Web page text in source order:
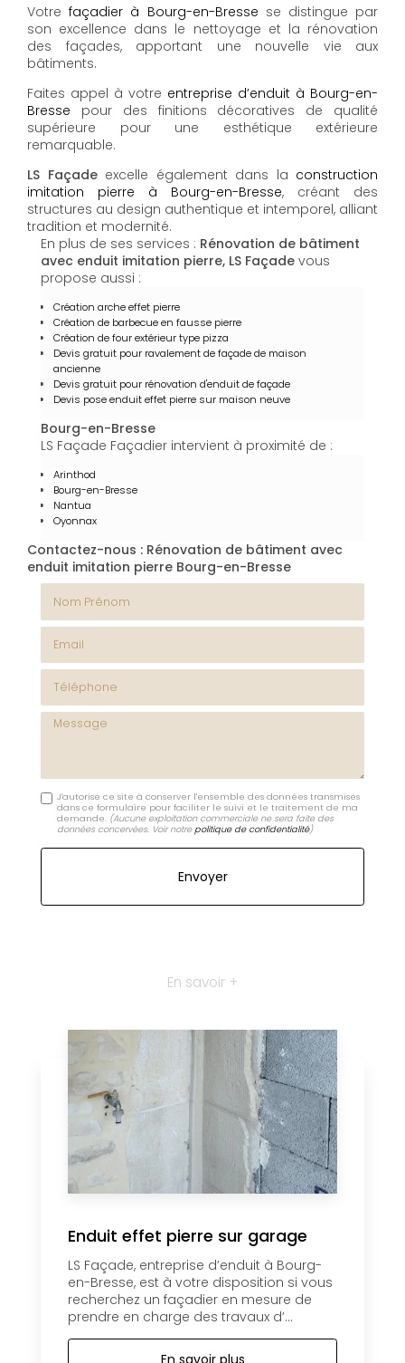
Votrefaçadier à Bourg-en-Bresse se distingue par
son excellence dans le nettoyage et la rénovation
des façades, apportant une nouvelle vie aux
bâtiments.
Faites appel à votre entreprise d’enduit à Bourg-en-
Bresse pour des finitions décoratives de qualité
supérieure pour une esthétique extérieure
remarquable.
LS Façadeexcelle également dans la construction
imitation pierre à Bourg-en-Bresse, créant des
structures au design authentique et intemporel, alliant
tradition et modernité.
En plus de ses services : Rénovation de bâtiment
avec enduit imitation pierre, LS Façade vous
propose aussi :
Création arche effet pierre
Création de barbecue en fausse pierre
Création de four extérieur type pizza
Devis gratuit pour ravalement de façade de maison
ancienne
Devis gratuit pour rénovation d'enduit de façade
Devis pose enduit effet pierre sur maison neuve
Bourg-en-Bresse
LS Façade Façadier intervient à proximité de :
Arinthod
Bourg-en-Bresse
Nantua
Oyonnax
Contactez-nous : Rénovation de bâtiment avec
enduit imitation pierre Bourg-en-Bresse
Email
Téléphone
Message
J'autorise ce site à conserver l'ensemble des données transmises
dans ce formulaire pour faciliter le suivi et le traitement de ma
demande. (Aucune exploitation commerciale ne sera faite des
données concervées. Voir notrepolitique de confidentialité)
En savoir +
Enduit effet pierre sur garage
LS Façade, entreprise d’enduit à Bourg-
en-Bresse, est à votre disposition si vous
recherchez un façadier en mesure de
prendre en charge des travaux d’...